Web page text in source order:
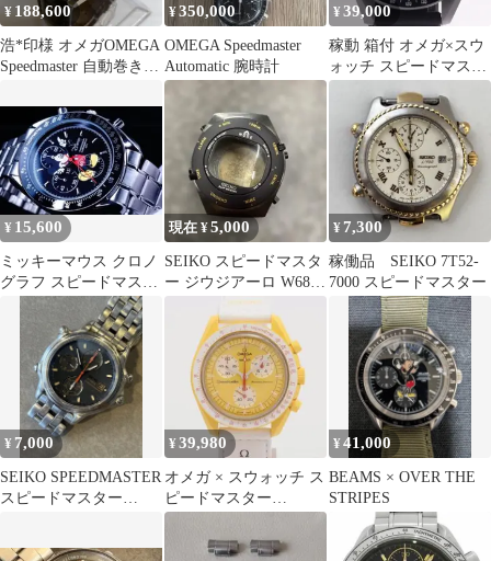
¥ 188,600
浩*印様 オメガOMEGA
Speedmaster 自動巻き
¥350,000
OMEGA Speedmaster
Automatic 腕時計
¥39,000
稼動 箱付 オメガ×スウ
ォッチ スピードマスタ
ー SO33M100 QZ クロ
ノグラフ ブラック文字
盤 メンズ腕時計
0079200 7RKT NAM
ABC28322
¥ 15,600
ミッキーマウス クロノ
グラフ スピードマスタ
ー 腕時計 Disney ディ
現在 ¥5,000
SEIKO スピードマスタ
ー ジウジアーロ W680-
¥ 7,300
稼働品 SEIKO 7T52-
7000 スピードマスター
¥ 7,000
SEIKO SPEEDMASTER
スピードマスター
¥39,980
オメガ × スウォッチ ス
ピードマスター
SO33J100 イエロー
¥41,000
BEAMS × OVER THE
STRIPES